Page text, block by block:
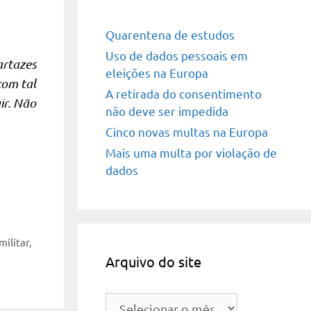
tal
Não
,
Quarentena de estudos
Uso de dados pessoais em
eleições na Europa
A retirada do consentimento
não deve ser impedida
Cinco novas multas na Europa
Mais uma multa por violação de
dados
Arquivo do site
Arquivo